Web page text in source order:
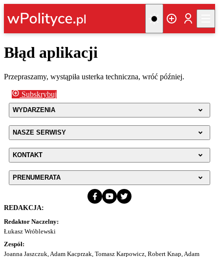
Błąd aplikacji
Przepraszamy, wystąpiła usterka techniczna, wróć później.
Subskrybuj
WYDARZENIA
NASZE SERWISY
KONTAKT
PRENUMERATA
REDAKCJA:
Redaktor Naczelny:
Łukasz Wróblewski
Zespół:
Joanna Jaszczuk, Adam Kacprzak, Tomasz Karpowicz, Robert Knap, Adam